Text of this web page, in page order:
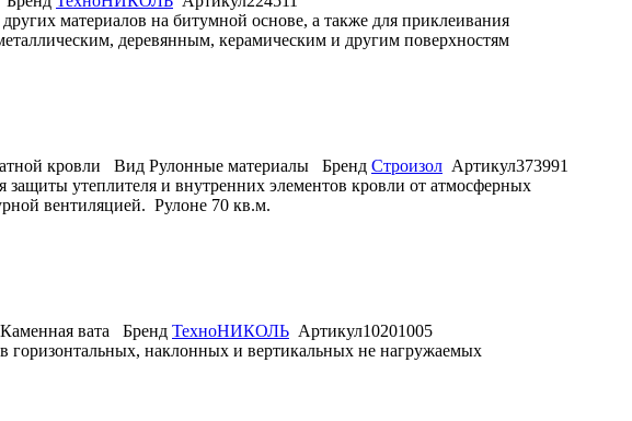
материалов на битумной основе, а также для приклеивания
деревянным, керамическим и другим поверхностям
кровли Вид Рулонные материалы Бренд Строизол Артикул373991
утеплителя и внутренних элементов кровли от атмосферных
вентиляцией. Рулоне 70 кв.м.
Каменная вата Бренд ТехноНИКОЛЬ Артикул10201005
горизонтальных, наклонных и вертикальных не нагружаемых